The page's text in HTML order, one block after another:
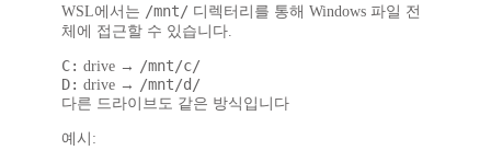
WSL에서는 /mnt/ 디렉터리를 통해 Windows 파일 전
체에 접근할 수 있습니다.
C: drive → /mnt/c/
D: drive → /mnt/d/
다른 드라이브도 같은 방식입니다
예시: